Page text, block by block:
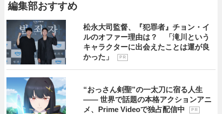
編集部おすすめ
松永大司監督、『犯罪者』チョン・イ
ルのオファー理由は？ 「滝川という
キャラクターに出会えたことは運が良
かった」
P R
“おっさん剣聖”の一太刀に宿る人生
―― 世界で話題の本格アクションアニ
メ、Prime Videoで独占配信中
P R